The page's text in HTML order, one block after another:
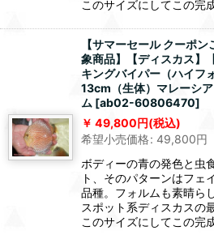
このサイズにしてこの完
【サマーセール クーポ
象商品】【ディスカス】
キングバイパー（ハイフ
13cm（生体）マレーシ
ム [ab02-60806470]
49,800円(税込)
希望小売価格: 49,800円
ボディーの青の発色と虫
ト、そのパターンはフェ
品種。フォルムも素晴ら
スポット系ディスカスの
このサイズにしてこの完